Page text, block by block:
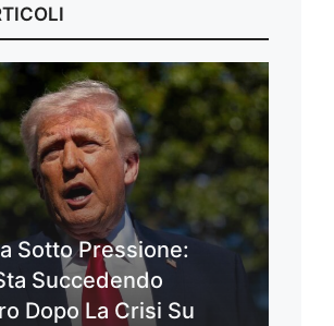
Sotto Pressione:
Succedendo
Dopo La Crisi Su